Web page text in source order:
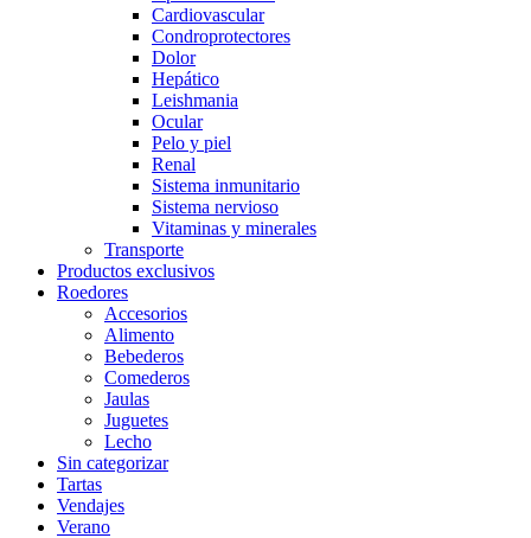
Cardiovascular
Condroprotectores
Dolor
Hepático
Leishmania
Ocular
Pelo y piel
Renal
Sistema inmunitario
Sistema nervioso
Vitaminas y minerales
Transporte
Productos exclusivos
Roedores
Accesorios
Alimento
Bebederos
Comederos
Jaulas
Juguetes
Lecho
Sin categorizar
Tartas
Vendajes
Verano